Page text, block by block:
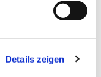
Details zeigen